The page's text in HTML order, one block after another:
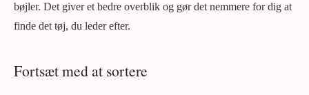
bøjler. Det giver et bedre overblik og gør det nemmere for dig at
finde det tøj, du leder efter.
Fortsæt med at sortere